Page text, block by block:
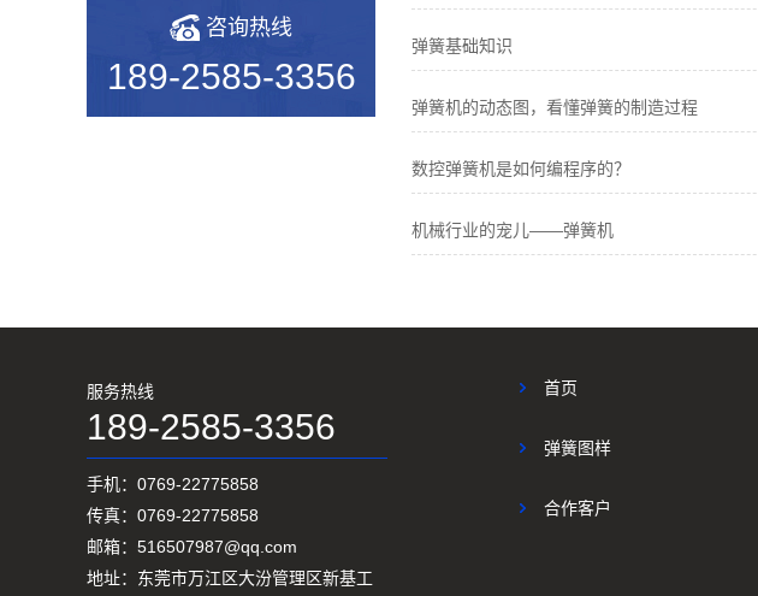
2019年度无凸轮弹簧机十大品...
机械行业的宠儿——弹簧机
小小的弹簧，我们要做好真的...
弹簧基础知识
弹簧机的保养方法
弹簧机是由那些部分组成的？
咨询热线
189-2585-3356
弹簧基础知识
弹簧机的动态图，看懂弹簧的制造过程
数控弹簧机是如何编程序的？
机械行业的宠儿——弹簧机
服务热线
189-2585-3356
手机：0769-22775858
传真：0769-22775858
邮箱：516507987@qq.com
地址：东莞市万江区大汾管理区新基工
首页
弹簧图样
合作客户